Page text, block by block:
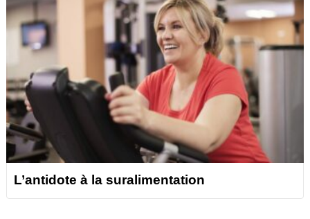
L’antidote à la suralimentation